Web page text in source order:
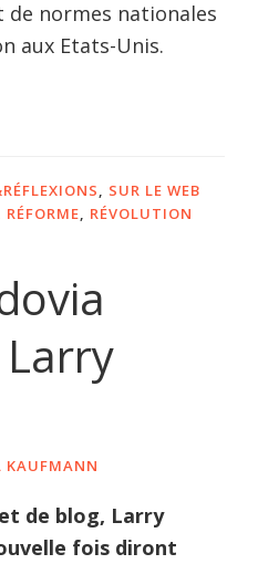
normes nationales
aux Etats-Unis.
SUR LE WEB
RÉFORME RÉVOLUTION
KAUFMANN
de blog, Larry
fois diront